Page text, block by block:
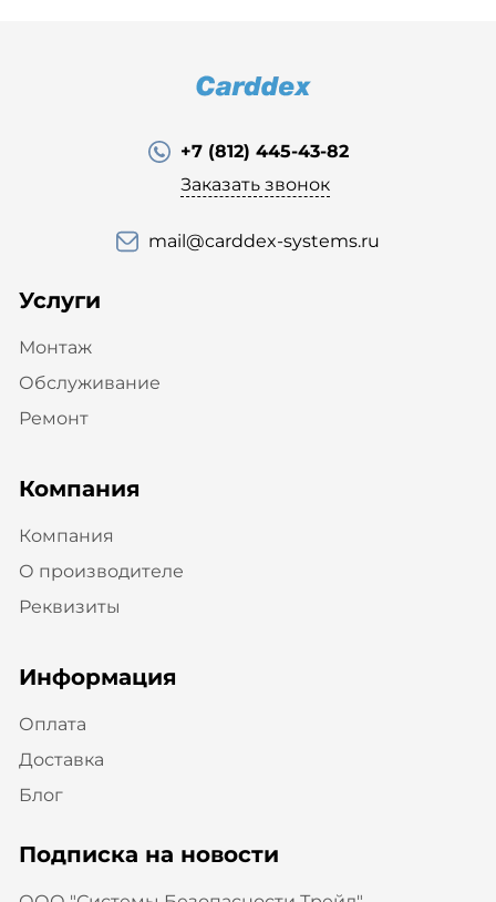
+7 (812) 445-43-82
Заказать звонок
mail@carddex-systems.ru
Услуги
Монтаж
Обслуживание
Ремонт
Компания
Компания
О производителе
Реквизиты
Информация
Оплата
Доставка
Блог
Подписка на новости